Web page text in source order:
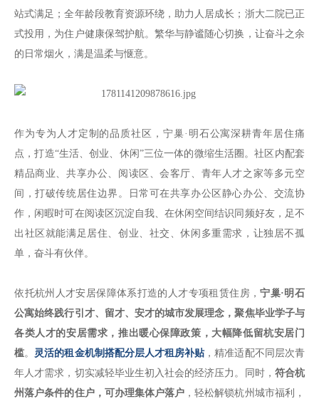
站式满足；全年龄段教育资源环绕，助力人居成长；浙大二院已正
式投用，为住户健康保驾护航。繁华与静谧随心切换，让奋斗之余
的日常烟火，满是温柔与惬意。
作为专为人才定制的品质社区，宁巢·明石公寓深耕青年居住痛
点，打造“生活、创业、休闲”三位一体的微缩生活圈。社区内配套
精品商业、共享办公、阅读区、会客厅、青年人才之家等多元空
间，打破传统居住边界。日常可在共享办公区静心办公、交流协
作，闲暇时可在阅读区沉淀自我、在休闲空间结识同频好友，足不
出社区就能满足居住、创业、社交、休闲多重需求，让独居不孤
单，奋斗有伙伴。
依托杭州人才安居保障体系打造的人才专项租赁住房，宁巢·明石
公寓始终践行引才、留才、安才的城市发展理念，聚焦毕业学子与
各类人才的安居需求，推出暖心保障政策，大幅降低留杭安居门
槛。 灵活的租金机制搭配分层人才租房补贴，精准适配不同层次青
年人才需求，切实减轻毕业生初入社会的经济压力。同时， 符合杭
州落户条件的住户，可办理集体户落户 ，轻松解锁杭州城市福利，